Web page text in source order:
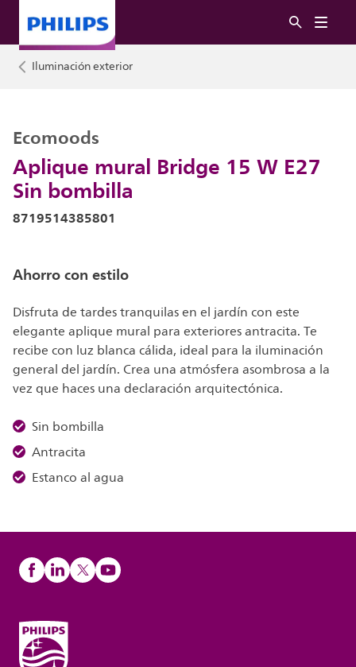
Iluminación exterior
Aplique mural Bridge 15 W E27
Sin bombilla
Ecomoods
8719514385801
Ahorro con estilo
Disfruta de tardes tranquilas en el jardín con este
elegante aplique mural para exteriores antracita. Te
recibe con luz blanca cálida, ideal para la iluminación
general del jardín. Crea una atmósfera asombrosa a la
vez que haces una declaración arquitectónica.
Sin bombilla
Antracita
Estanco al agua